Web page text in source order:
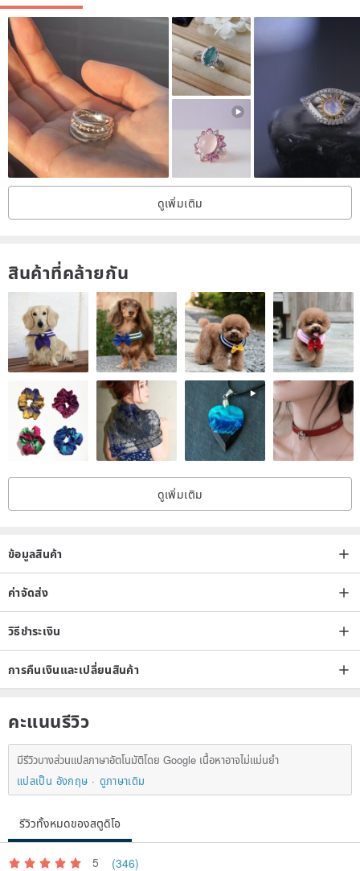
1. Strengthen the cleaning of personnel during the stocking process
2. Daily control and measurement of personnel body temperature
3. Pay attention to protective measures during the shipping process
Please rest assured to buy, thank you!
➤Let you know the beauty of antique jewelry, not only durable but
also not easy to fade!
★Era: about 1970's
★ Commodity source: USA
★Size: The ring diameter is about 2.4 (cm) /
Diameter about 1.73 (cm) / about 12.5 size (international ring size)
★ Material: k gold alloy + rhinestone
(KGF, the abbreviation of gold filled, is also known as K injection
gold, or K gold package.
It uses pure K gold to cover the surface of the entire alloy bottom
tire with high-pressure technology.
resistance.
Its thickness and tightness are another level that cannot be
imagined by gold plating.
complementary. )
the 1930s to the 1980s!
Antique ornaments are no longer produced, and their number will
only decrease day by day, and one less will be sold.
Because of its rarity, it can show its uniqueness.
"Little Reminder"
➤ Antiques and old pieces are not new products, and there will be
ดูเพิ่มเติม
สินค้าที่คล้ายกัน
ดูเพิ่มเติม
ข้อมูลสินค้า
ค่าจัดส่ง
วิธีชำระเงิน
การคืนเงินและเปลี่ยนสินค้า
คะแนนรีวิว
มีรีวิวบางส่วนแปลภาษาอัตโนมัติโดย Google เนื้อหาอาจไม่แม่นยำ
แปลเป็น อังกฤษ
ดูภาษาเดิม
รีวิวทั้งหมดของสตูดิโอ
5 (346)